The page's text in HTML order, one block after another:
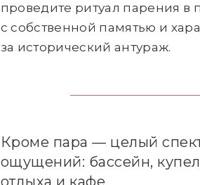
проведите ритуал парения в
с собственной памятью и
за исторический антураж.
Кроме пара — целый
ощущений: бассейн,
отдыха и кафе